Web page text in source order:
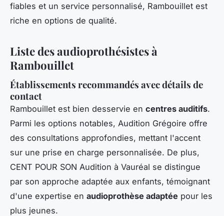
fiables et un service personnalisé, Rambouillet est
riche en options de qualité.
Liste des audioprothésistes à
Rambouillet
Établissements recommandés avec détails de
contact
Rambouillet est bien desservie en centres auditifs.
Parmi les options notables, Audition Grégoire offre
des consultations approfondies, mettant l'accent
sur une prise en charge personnalisée. De plus,
CENT POUR SON Audition à Vauréal se distingue
par son approche adaptée aux enfants, témoignant
d'une expertise en audioprothèse adaptée pour les
plus jeunes.